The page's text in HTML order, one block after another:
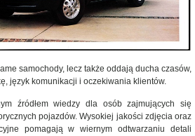
samochody, lecz także oddają ducha czasów,
język komunikacji i oczekiwania klientów.
źródłem wiedzy dla osób zajmujących się
pojazdów. Wysokiej jakości zdjęcia oraz
pomagają w wiernym odtwarzaniu detali